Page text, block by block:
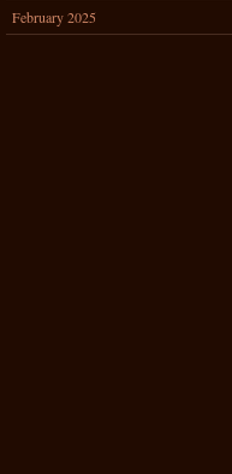
February 2025